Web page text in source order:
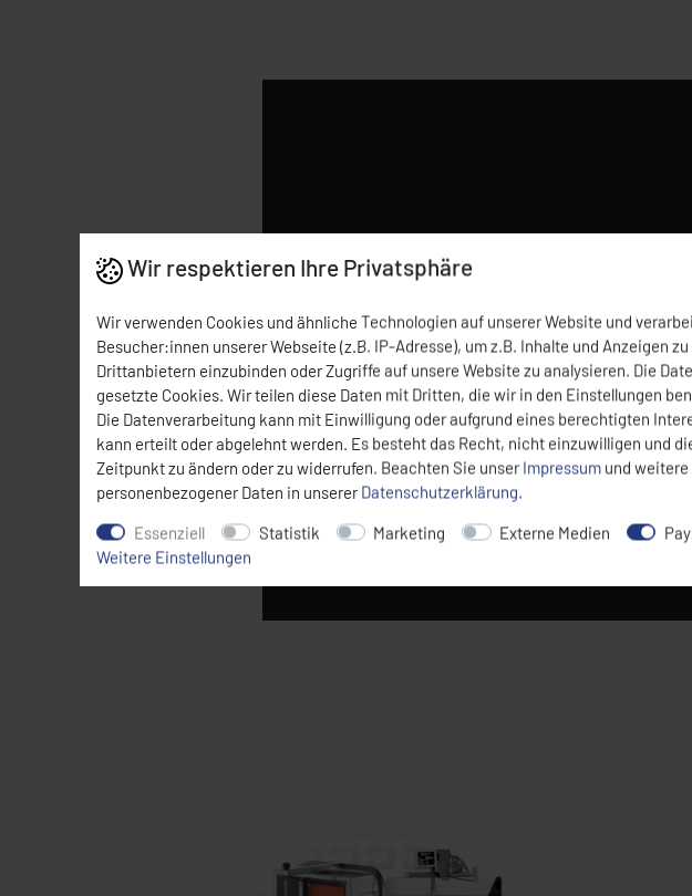
Wir respektieren Ihre Privatsphäre
Wir verwenden Cookies und ähnliche Technologien auf unserer Website und
Besucher:innen unserer Webseite (z.B. IP-Adresse), um z.B. Inhalte und Anzeigen
Drittanbietern einzubinden oder Zugriffe auf unsere Website zu analysieren. Die
gesetzte Cookies. Wir teilen diese Daten mit Dritten, die wir in den Einstellungen
Die Datenverarbeitung kann mit Einwilligung oder aufgrund eines berechtigten
kann erteilt oder abgelehnt werden. Es besteht das Recht, nicht einzuwilligen und
Zeitpunkt zu ändern oder zu widerrufen. Beachten Sie unser Impressum und
personenbezogener Daten in unsererDaten­schutz­erklärung.
Essenziell Statistik Marketing Externe Medien
Weitere Einstellungen